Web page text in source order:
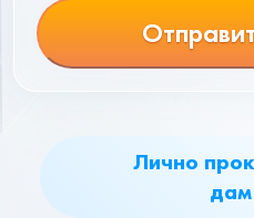
Лично